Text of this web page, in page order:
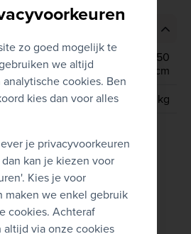
16.90 cm x 38.60 cm x 44.50
cm
10.20 kg
zo goed mogelijk te
we altijd
cookies. Ben
kies dan voor alles
je privacyvoorkeuren
kan je kiezen voor
Kies je voor
maken we enkel gebruik
cookies. Achteraf
altijd via onze cookies